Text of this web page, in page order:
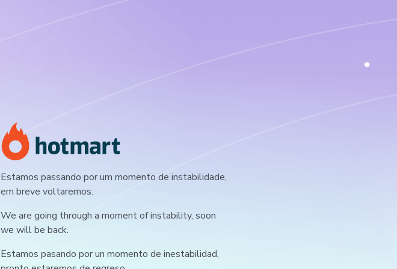
Estamos passando por um momento de instabilidade,
em breve voltaremos.
We are going through a moment of instability, soon
we will be back.
Estamos pasando por un momento de inestabilidad,